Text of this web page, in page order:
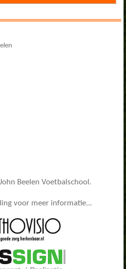
Beelen Voetbalschool.
voor meer informatie...